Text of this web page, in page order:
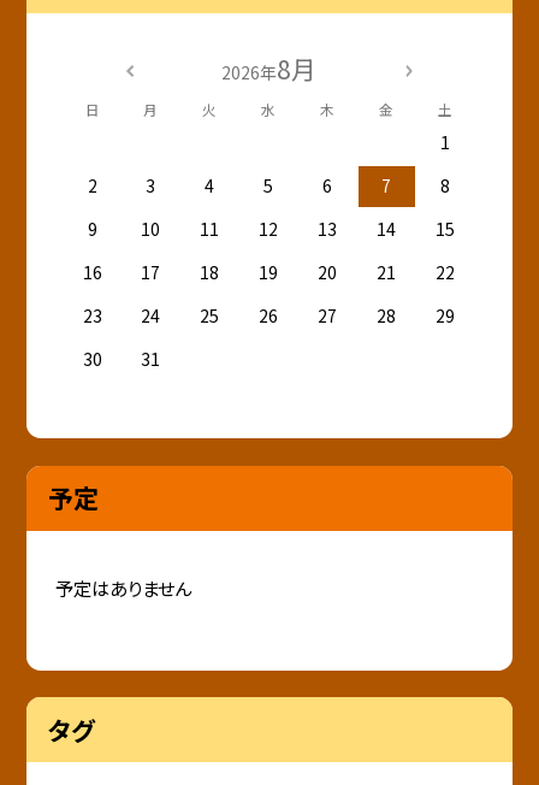
2026年8月
日 月 火 水 木 金 土
1
2
3 4 5 6 7
8
9
10 11 12 13 14
15
16
17 18 19 20 21
22
23
24 25 26 27 28
29
30
31
予定
予定はありません
タグ